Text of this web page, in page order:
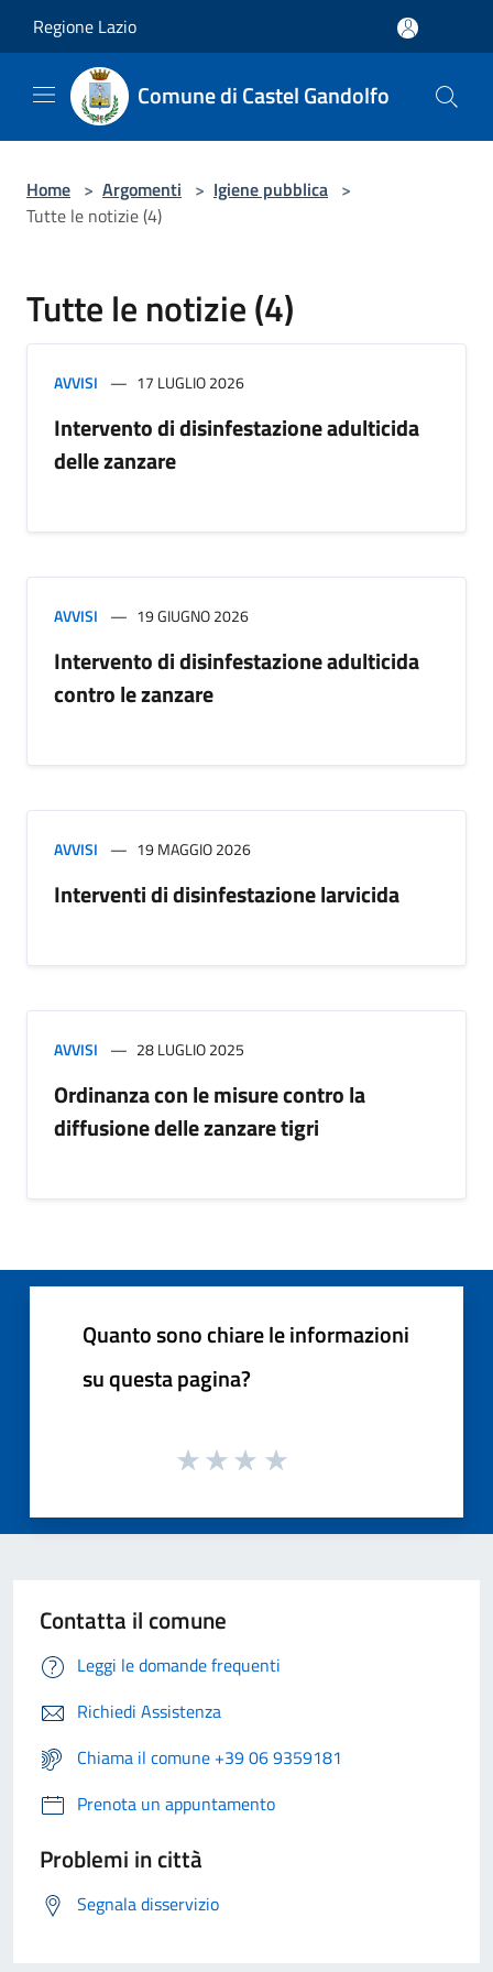
Regione Lazio
Comune di Castel Gandolfo
Home > Argomenti > Igiene pubblica >
Tutte le notizie (4)
Tutte le notizie (4)
AVVISI 17 LUGLIO 2026
Intervento di disinfestazione adulticida
delle zanzare
AVVISI 19 GIUGNO 2026
Intervento di disinfestazione adulticida
contro le zanzare
AVVISI 19 MAGGIO 2026
Interventi di disinfestazione larvicida
AVVISI 28 LUGLIO 2025
Ordinanza con le misure contro la
diffusione delle zanzare tigri
Quanto sono chiare le informazioni
su questa pagina?
Contatta il comune
Leggi le domande frequenti
Richiedi Assistenza
Chiama il comune +39 06 9359181
Prenota un appuntamento
Problemi in città
Segnala disservizio